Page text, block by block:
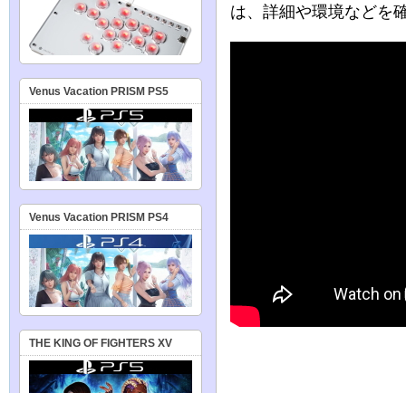
は、詳細や環境などを
Venus Vacation PRISM PS5
Venus Vacation PRISM PS4
THE KING OF FIGHTERS XV